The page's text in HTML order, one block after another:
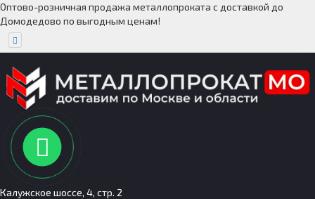
Оптово-розничная продажа металлопроката с доставкой до
Домодедово по выгодным ценам!
Калужское шоссе, 4, стр. 2